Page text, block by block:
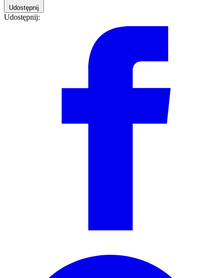
Udostępnij
Udostępnij: